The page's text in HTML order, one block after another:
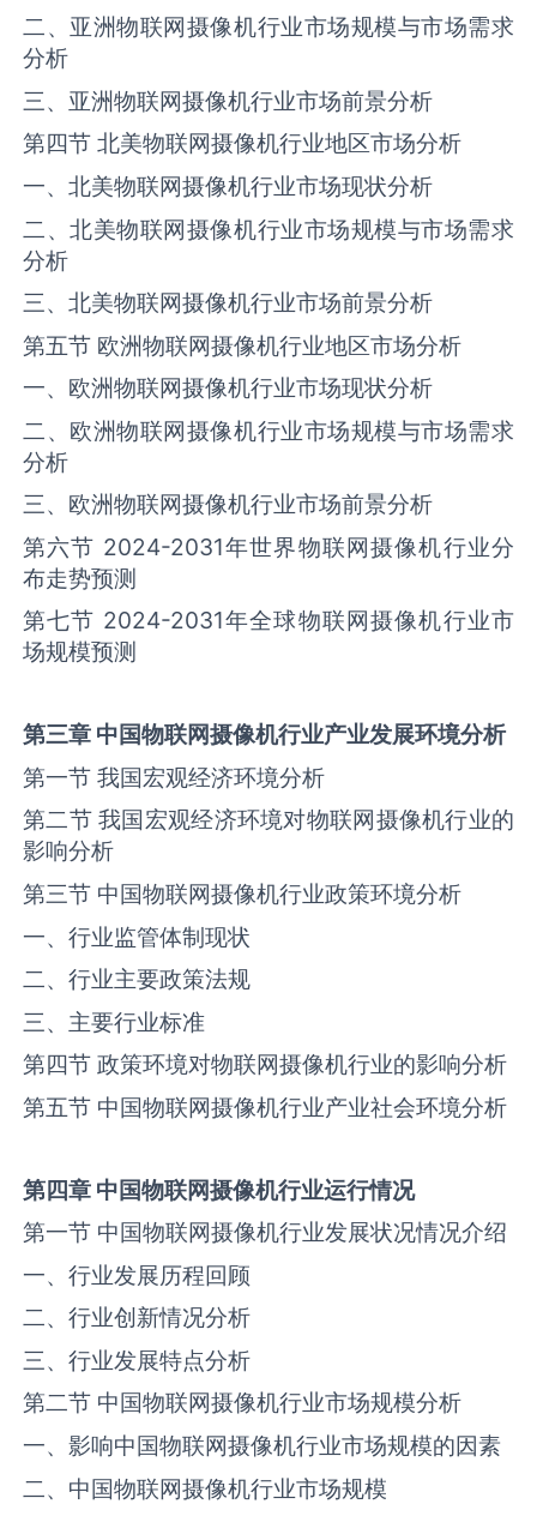
二、亚洲物联网摄像机行业市场规模与市场需求
分析
三、亚洲物联网摄像机行业市场前景分析
第四节 北美物联网摄像机行业地区市场分析
一、北美物联网摄像机行业市场现状分析
二、北美物联网摄像机行业市场规模与市场需求
分析
三、北美物联网摄像机行业市场前景分析
第五节 欧洲物联网摄像机行业地区市场分析
一、欧洲物联网摄像机行业市场现状分析
二、欧洲物联网摄像机行业市场规模与市场需求
分析
三、欧洲物联网摄像机行业市场前景分析
第六节 2024-2031年世界物联网摄像机行业分
布走势预测
第七节 2024-2031年全球物联网摄像机行业市
场规模预测
第三章 中国物联网摄像机行业产业发展环境分析
第一节 我国宏观经济环境分析
第二节 我国宏观经济环境对物联网摄像机行业的
影响分析
第三节 中国物联网摄像机行业政策环境分析
一、行业监管体制现状
二、行业主要政策法规
三、主要行业标准
第四节 政策环境对物联网摄像机行业的影响分析
第五节 中国物联网摄像机行业产业社会环境分析
第四章 中国物联网摄像机行业运行情况
第一节 中国物联网摄像机行业发展状况情况介绍
一、行业发展历程回顾
二、行业创新情况分析
三、行业发展特点分析
第二节 中国物联网摄像机行业市场规模分析
一、影响中国物联网摄像机行业市场规模的因素
二、中国物联网摄像机行业市场规模